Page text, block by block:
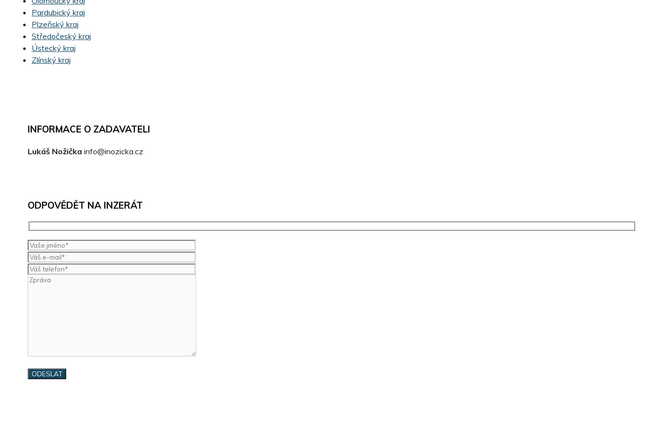
Pardubický kraj
Plzeňský kraj
Středočeský kraj
Ústecký kraj
Zlínský kraj
INFORMACE O ZADAVATELI
Lukáš Nožička info@inozicka.cz
ODPOVĚDĚT NA INZERÁT